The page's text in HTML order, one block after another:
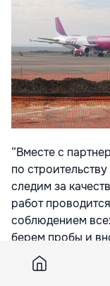
“Вместе с
по
следим за
работ
соблюдением
берем пробы и
техническую
мы собираемся